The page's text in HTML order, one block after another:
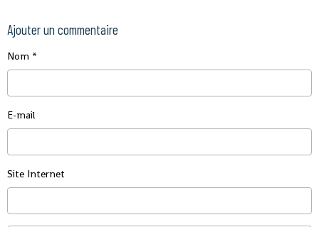
Ajouter un commentaire
Nom
E-mail
Site Internet